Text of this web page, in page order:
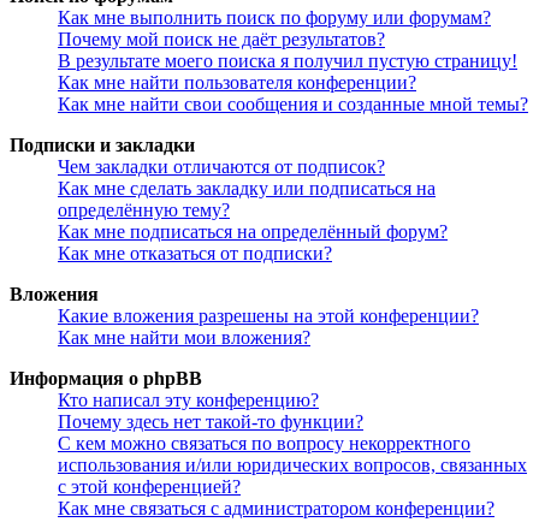
Как мне выполнить поиск по форуму или форумам?
Почему мой поиск не даёт результатов?
В результате моего поиска я получил пустую страницу!
Как мне найти пользователя конференции?
Как мне найти свои сообщения и созданные мной темы?
Подписки и закладки
Чем закладки отличаются от подписок?
Как мне сделать закладку или подписаться на
определённую тему?
Как мне подписаться на определённый форум?
Как мне отказаться от подписки?
Вложения
Какие вложения разрешены на этой конференции?
Как мне найти мои вложения?
Информация о phpBB
Кто написал эту конференцию?
Почему здесь нет такой-то функции?
С кем можно связаться по вопросу некорректного
использования и/или юридических вопросов, связанных
с этой конференцией?
Как мне связаться с администратором конференции?